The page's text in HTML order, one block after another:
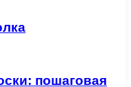
пошаговая